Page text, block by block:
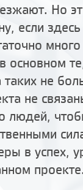
Но
если
основном
таких не
не
людей,
в успех,